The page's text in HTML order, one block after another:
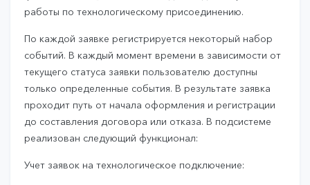
работы по технологическому присоединению.
По каждой заявке регистрируется некоторый набор
событий. В каждый момент времени в зависимости от
текущего статуса заявки пользователю доступны
только определенные события. В результате заявка
проходит путь от начала оформления и регистрации
до составления договора или отказа. В подсистеме
реализован следующий функционал:
Учет заявок на технологическое подключение: